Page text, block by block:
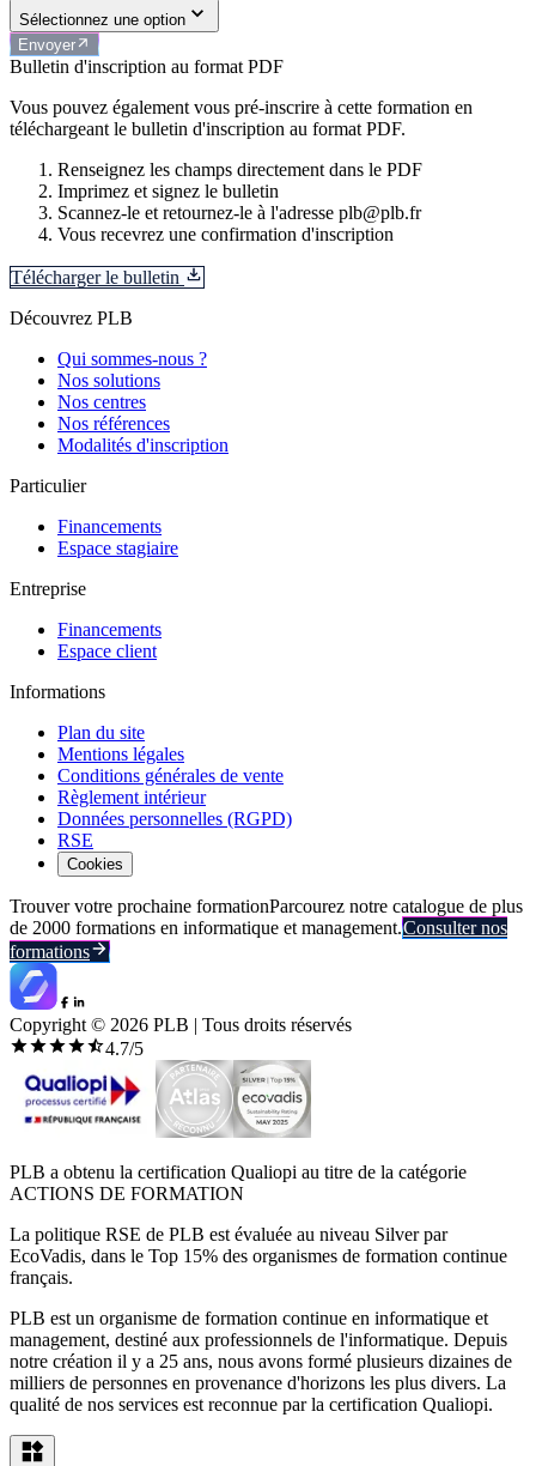
Sélectionnez une option
Envoyer
Bulletin d'inscription au format PDF
Vous pouvez également vous pré-inscrire à cette formation en
téléchargeant le bulletin d'inscription au format PDF.
Renseignez les champs directement dans le PDF
Imprimez et signez le bulletin
Scannez-le et retournez-le à l'adresse plb@plb.fr
Vous recevrez une confirmation d'inscription
Télécharger le bulletin
Découvrez PLB
Qui sommes-nous ?
Nos solutions
Nos centres
Nos références
Modalités d'inscription
Particulier
Financements
Espace stagiaire
Entreprise
Financements
Espace client
Informations
Plan du site
Mentions légales
Conditions générales de vente
Règlement intérieur
Données personnelles (RGPD)
RSE
Cookies
Trouver votre prochaine formationParcourez notre catalogue de plus
de 2000 formations en informatique et management.Consulter nos
formations
Copyright © 2026 PLB | Tous droits réservés
4.7/5
PLB a obtenu la certification Qualiopi au titre de la catégorie
ACTIONS DE FORMATION
La politique RSE de PLB est évaluée au niveau Silver par
EcoVadis, dans le Top 15% des organismes de formation continue
français.
PLB est un organisme de formation continue en informatique et
management, destiné aux professionnels de l'informatique. Depuis
notre création il y a 25 ans, nous avons formé plusieurs dizaines de
milliers de personnes en provenance d'horizons les plus divers. La
qualité de nos services est reconnue par la certification Qualiopi.